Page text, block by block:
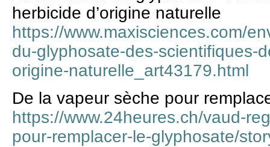
herbicide d’origine naturelle
https://www.maxisciences.com/
du-glyphosate-des-scientifiques-
origine-naturelle_art43179.html
De la vapeur sèche pour
https://www.24heures.ch/vaud-
pour-remplacer-le-glyphosate/